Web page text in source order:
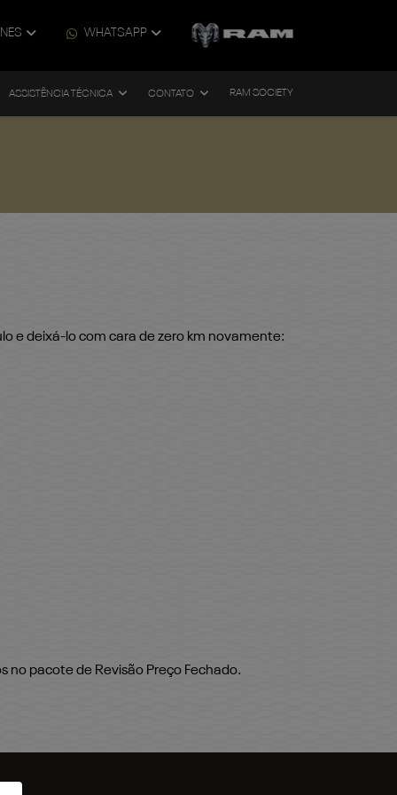
WHATSAPP
ASSISTÊNCIA TÉCNICA CONTATO RAM SOCIETY
e deixá-lo com cara de zero km novamente:
pacote de Revisão Preço Fechado.